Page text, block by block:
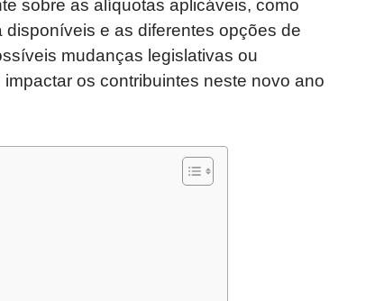
sobre as alíquotas aplicáveis, como
e as diferentes opções de
mudanças legislativas ou
os contribuintes neste novo ano